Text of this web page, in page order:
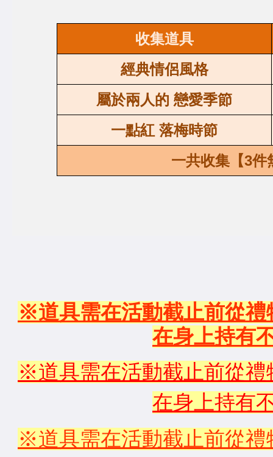
收集道具
經典情侶風格
屬於兩人的 戀愛季節
一點紅 落梅時節
一共收集【3件
※道具需在活動截止前從禮
在身上持有
※道具需在活動截止前從禮
在身上持有
※道具需在活動截止前從禮